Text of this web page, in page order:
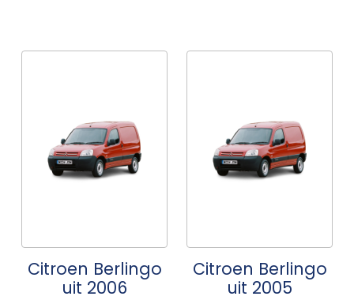
Citroen Berlingo
uit 2006
Citroen Berlingo
uit 2005